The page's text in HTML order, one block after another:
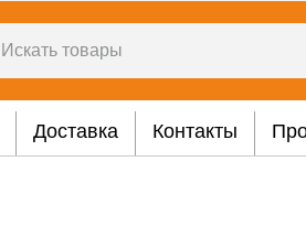
Доставка Контакты